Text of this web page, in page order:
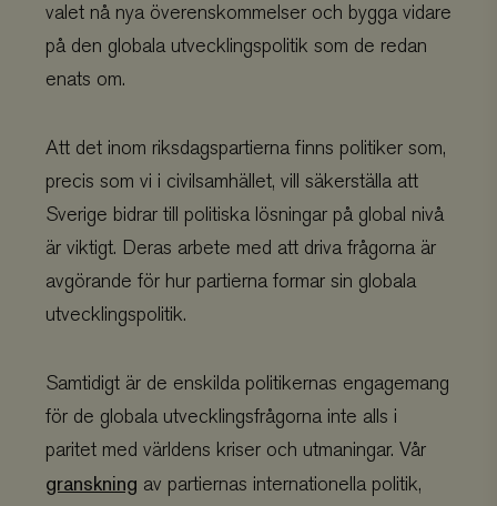
valet nå nya överenskommelser och bygga vidare
på den globala utvecklingspolitik som de redan
enats om.
Att det inom riksdagspartierna finns politiker som,
precis som vi i civilsamhället, vill säkerställa att
Sverige bidrar till politiska lösningar på global nivå
är viktigt. Deras arbete med att driva frågorna är
avgörande för hur partierna formar sin globala
utvecklingspolitik.
Samtidigt är de enskilda politikernas engagemang
för de globala utvecklingsfrågorna inte alls i
paritet med världens kriser och utmaningar. Vår
granskning av partiernas internationella politik,